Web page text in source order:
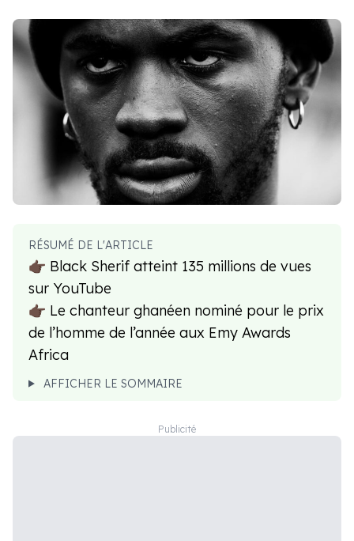
RÉSUMÉ DE L'ARTICLE
👉🏿 Black Sherif atteint 135 millions de vues
sur YouTube
👉🏿 Le chanteur ghanéen nominé pour le prix
de l’homme de l’année aux Emy Awards
Africa
AFFICHER LE SOMMAIRE